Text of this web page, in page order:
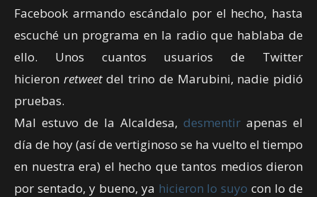
Facebook armando escándalo por el hecho, hasta
escuché un programa en la radio que hablaba de
ello. Unos cuantos usuarios de Twitter
hicieron retweetdel trino de Marubini, nadie pidió
pruebas.
Mal estuvo de la Alcaldesa, desmentir apenas el
día de hoy (así de vertiginoso se ha vuelto el tiempo
en nuestra era) el hecho que tantos medios dieron
por sentado, y bueno, ya hicieron lo suyo con lo de